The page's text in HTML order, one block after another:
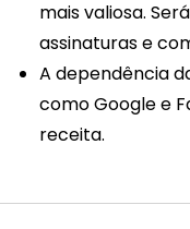
mais valiosa.
assinaturas e
A dependência
como Google e
receita.